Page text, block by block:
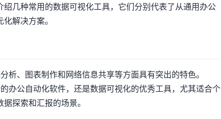
几种常用的数据可视化工具，它们分别代表了从通用办公
解决方案。
析、图表制作和网络信息共享等方面具有突出的特色。
办公自动化软件，还是数据可视化的优秀工具，尤其适合个
探索和汇报的场景。